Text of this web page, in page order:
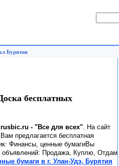
Бурятия
бесплатных
- "Все для всех". На сайт
предлагается бесплатная
Финансы, ценные бумагиВы
объявлений: Продажа, Куплю, Отдам
бумаги в г. Улан-Удэ, Бурятия